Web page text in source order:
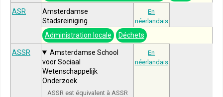
ASR
Amsterdamse
Stadsreiniging
En
néerlandais
Administration locale Déchets
ASSR
Amsterdamse School
voor Sociaal
Wetenschappelijk
Onderzoek
ASSR est équivalent à ASSR
En
néerlandais